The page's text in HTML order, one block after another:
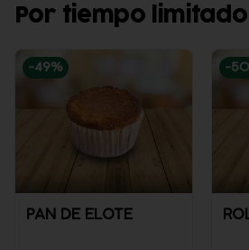
Por tiempo limitado
-49%
PAN DE ELOTE
-50